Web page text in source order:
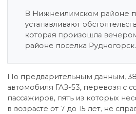
В Нижнеилимском районе
устанавливают
которая произошла вечером
районе поселка Рудногорск.
По предварительным данным,
автомобиля ГАЗ-53, перевозя с
пассажиров, пять из которых
в возрасте от 7 до 15 лет, не